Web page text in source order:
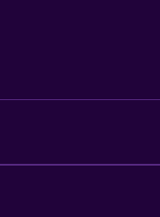
en el alojamiento